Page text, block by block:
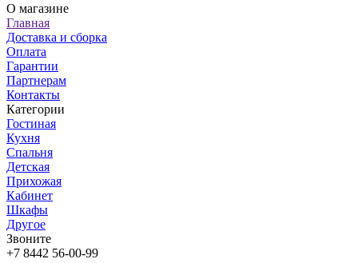
О магазине
Главная
Доставка и сборка
Оплата
Гарантии
Партнерам
Контакты
Категории
Гостиная
Кухня
Спальня
Детская
Прихожая
Кабинет
Шкафы
Другое
Звоните
+7 8442 56-00-99